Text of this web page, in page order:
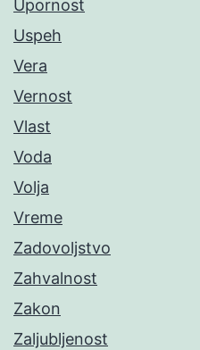
Upornost
Uspeh
Vera
Vernost
Vlast
Voda
Volja
Vreme
Zadovoljstvo
Zahvalnost
Zakon
Zaljubljenost